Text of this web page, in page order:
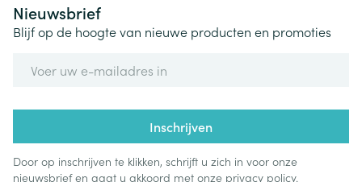
Nieuwsbrief
Blijf op de hoogte van nieuwe producten en promoties
Inschrijven
Door op inschrijven te klikken, schrijft u zich in voor onze
nieuwsbrief en gaat u akkoord met onze privacy policy.